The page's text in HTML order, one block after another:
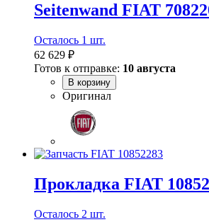
Seitenwand FIAT
Осталось 1 шт.
62 629 ₽
Готов к отправке: 10 августа
В корзину
Оригинал
Прокладка FIAT
Осталось 2 шт.